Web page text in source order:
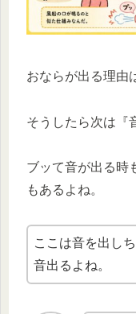
おならが出る理由
そうしたら次は『
ブッて音が出る時
もあるよね。
ここは音を出し
音出るよね。